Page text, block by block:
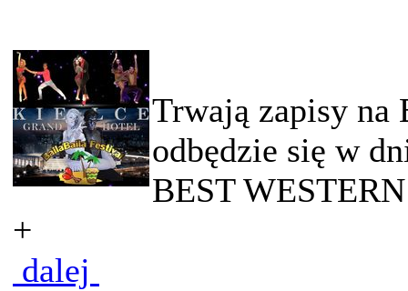
Trwają zapisy
odbędzie się w
BEST
+
dalej